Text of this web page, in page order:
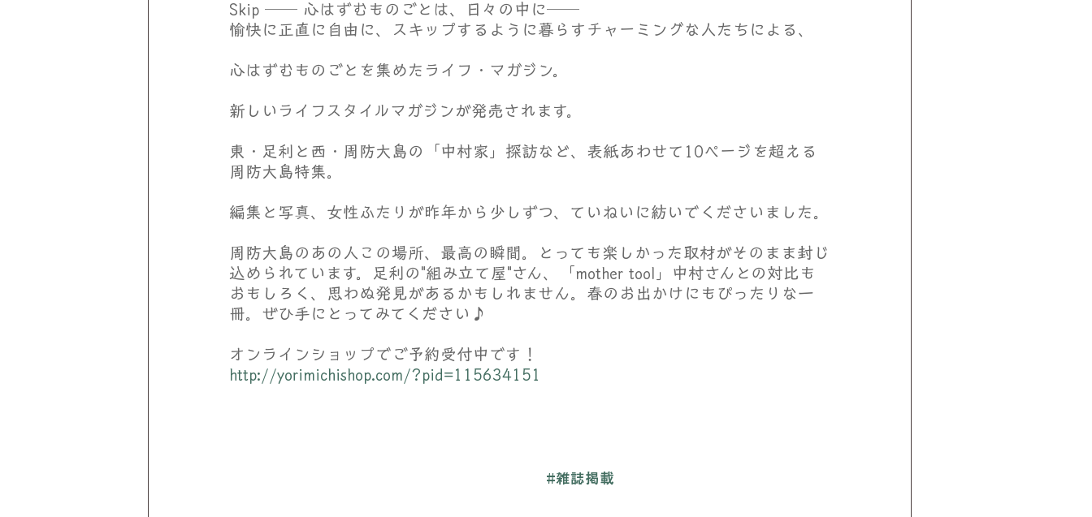
Skip ── 心はずむものごとは、日々の中に──
愉快に正直に自由に、スキップするように暮らすチャーミングな人たちによる、
心はずむものごとを集めたライフ・マガジン。
新しいライフスタイルマガジンが発売されます。
東・足利と西・周防大島の「中村家」探訪など、表紙あわせて10ページを超える
周防大島特集。
編集と写真、女性ふたりが昨年から少しずつ、ていねいに紡いでくださいました。
周防大島のあの人この場所、最高の瞬間。とっても楽しかった取材がそのまま封じ
込められています。足利の"組み立て屋"さん、「mother tool」中村さんとの対比も
おもしろく、思わぬ発見があるかもしれません。春のお出かけにもぴったりな一
冊。ぜひ手にとってみてください♪
オンラインショップでご予約受付中です！
http://yorimichishop.com/?pid=115634151
#雑誌掲載